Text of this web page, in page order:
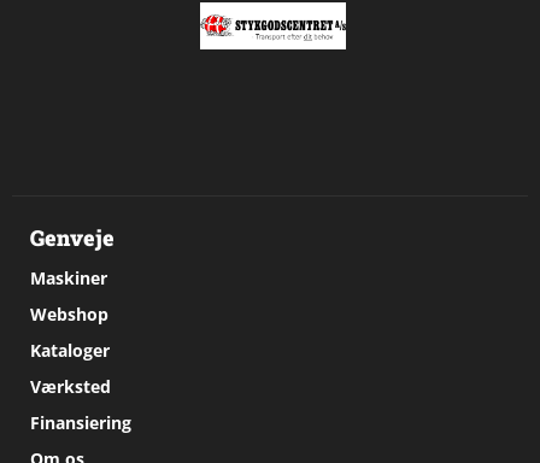
Genveje
Maskiner
Webshop
Kataloger
Værksted
Finansiering